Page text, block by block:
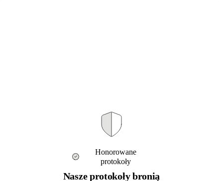
Honorowane
protokoły
Nasze protokoły bronią